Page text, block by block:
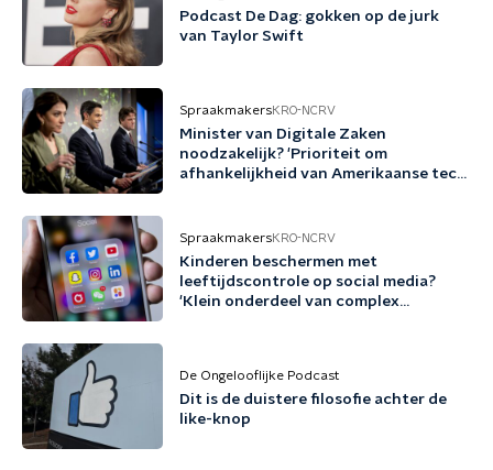
Podcast De Dag: gokken op de jurk
van Taylor Swift
SpraakmakersKRO-NCRV
Minister van Digitale Zaken
noodzakelijk? 'Prioriteit om
afhankelijkheid van Amerikaanse tech
SpraakmakersKRO-NCRV
Kinderen beschermen met
leeftijdscontrole op social media?
'Klein onderdeel van complex
De Ongelooflijke Podcast
Dit is de duistere filosofie achter de
like-knop